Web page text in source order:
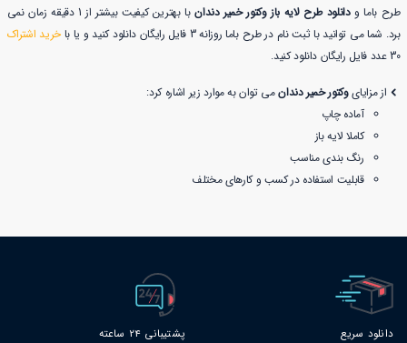
طرح باما و دانلود طرح لایه باز وکتور خمیر دندان
با بهترین کیفیت بیشتر از 1 دقیقه زمان نمی
برد. شما می توانید با ثبت نام در طرح باما روزانه 3 فایل رایگان دانلود کنید و یا با
خرید اشتراک
30 عدد فایل رایگان دانلود کنید.
از مزایایوکتور خمیر دندانمی توان به موارد زیر اشاره کرد:
آماده چاپ
کاملا لایه باز
رنگ بندی مناسب
قابلیت استفاده در کسب و کارهای مختلف
دانلود سریع پشتیبانی 24 ساعته